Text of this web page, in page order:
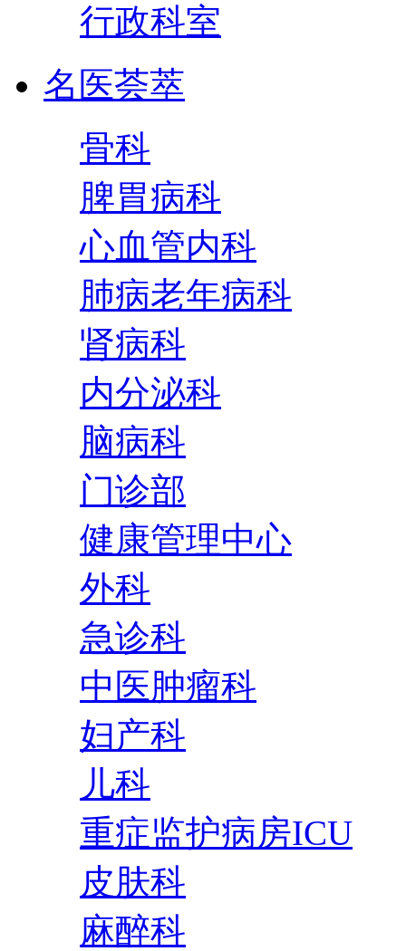
行政科室
名医荟萃
骨科
脾胃病科
心血管内科
肺病老年病科
肾病科
内分泌科
脑病科
门诊部
健康管理中心
外科
急诊科
中医肿瘤科
妇产科
儿科
重症监护病房ICU
皮肤科
麻醉科